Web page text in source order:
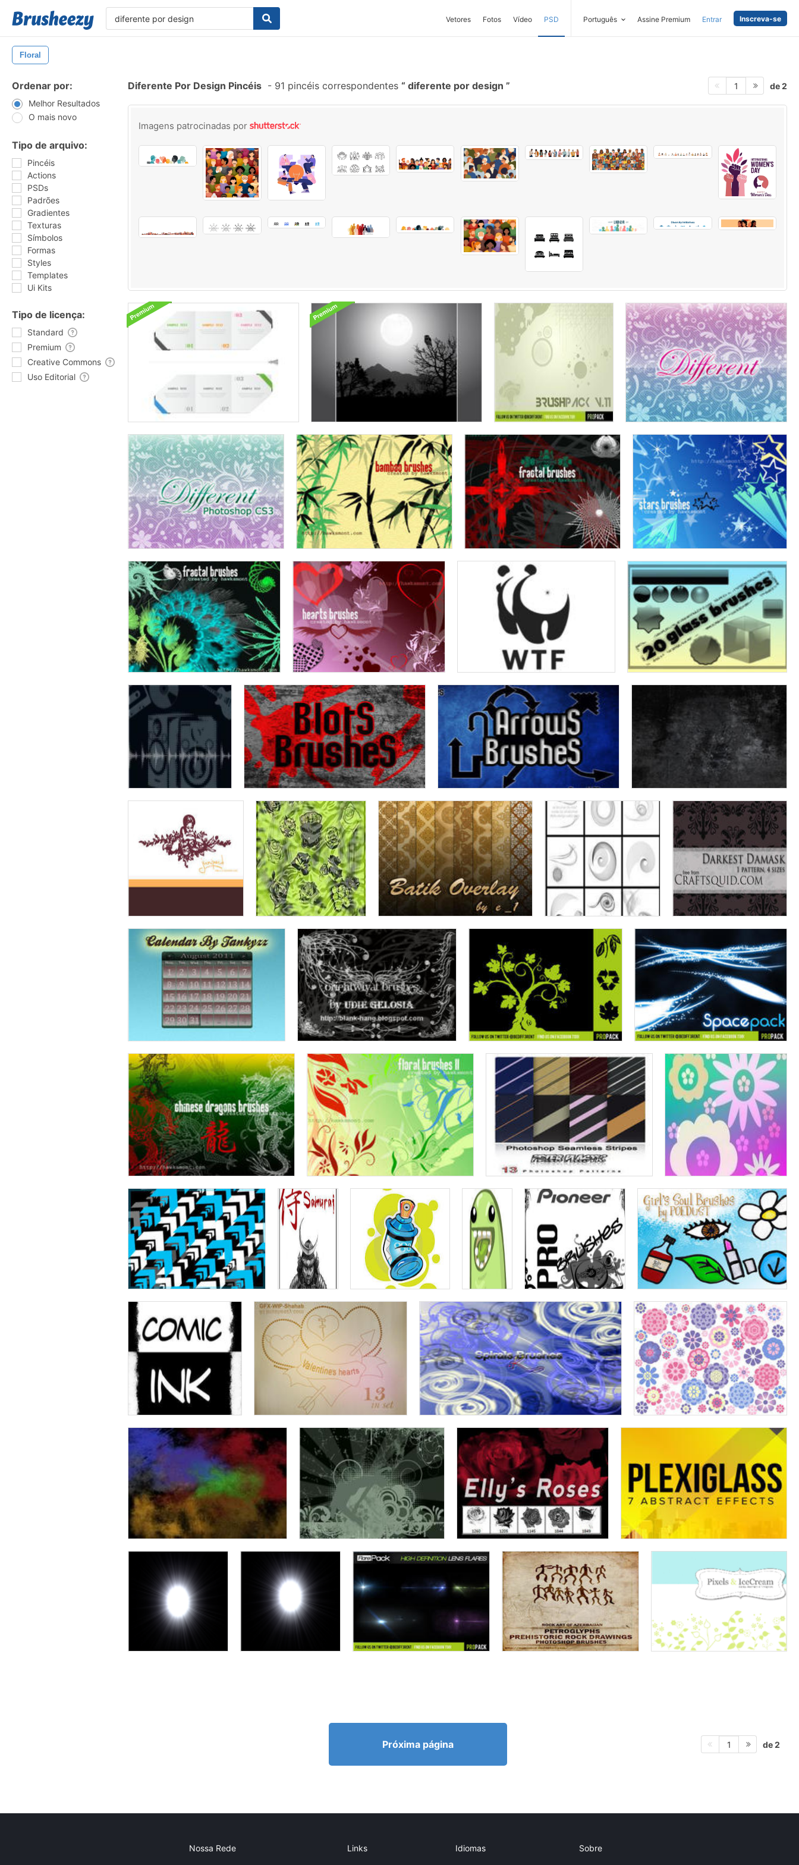
Vetores Fotos Vídeo PSD Português Assine Premium Entrar Inscreva-se
Floral
Ordenar por:
Melhor Resultados
O mais novo
Tipo de arquivo:
Pincéis
Actions
PSDs
Padrões
Gradientes
Texturas
Símbolos
Formas
Styles
Templates
Ui Kits
Tipo de licença:
Standard
Premium
Creative Commons
Uso Editorial
Diferente Por Design Pincéis - 91 pincéis correspondentes diferente por design 1 de 2
Imagens patrocinadas por
Próxima página 1 de 2
Nossa Rede Links Idiomas Sobre